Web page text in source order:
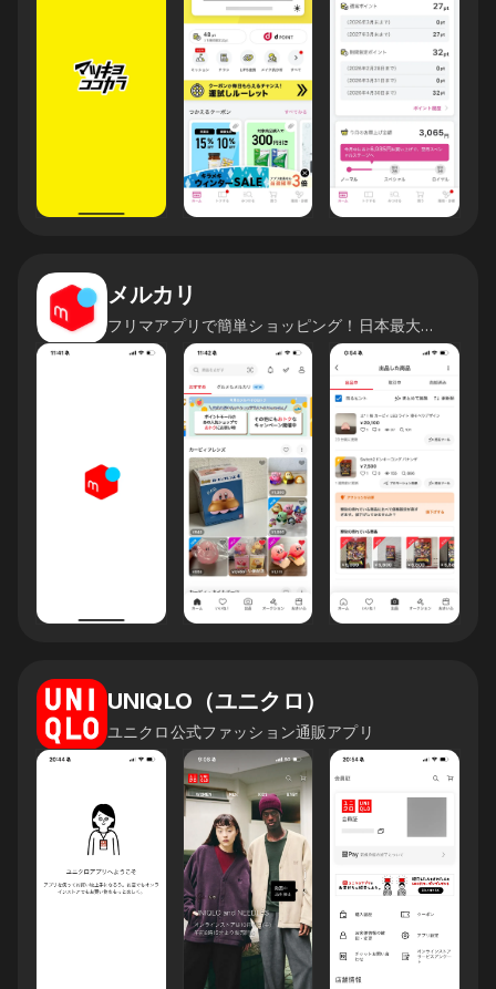
メルカリ
フリマアプリで簡単ショッピング！日本最大のフリマを楽しもう！
UNIQLO（ユニクロ）
ユニクロ公式ファッション通販アプリ